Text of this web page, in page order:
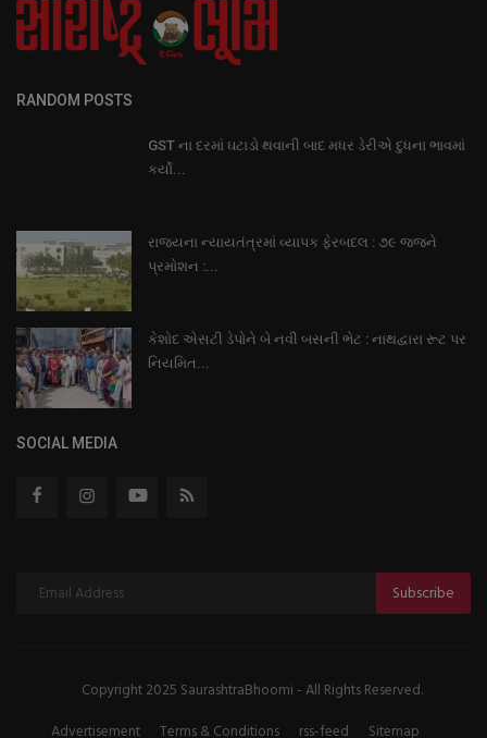
RANDOM POSTS
GST ના દરમાં ઘટાડો થવાની બાદ મધર ડેરીએ દુધના ભાવમાં
કર્યો...
રાજયના ન્યાયતંત્રમાં વ્યાપક ફેરબદલ : ૭૯ જજને
પ્રમોશન :...
કેશોદ એસટી ડેપોને બે નવી બસની ભેટ : નાથદ્વારા રૂટ પર
નિયમિત...
SOCIAL MEDIA
Subscribe
Copyright 2025 SaurashtraBhoomi - All Rights Reserved.
Advertisement
Terms & Conditions rss-feed Sitemap